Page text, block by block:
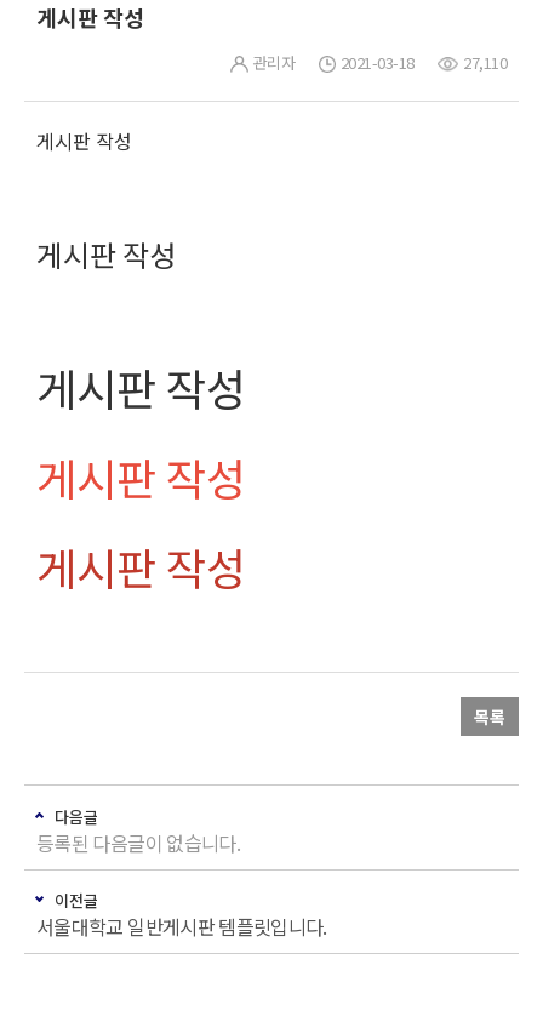
게시판 작성
관리자 2021-03-18 27,110
게시판 작성
게시판 작성
게시판 작성
게시판 작성
게시판 작성
목록
다음글
등록된 다음글이 없습니다.
이전글
서울대학교 일반게시판 템플릿입니다.